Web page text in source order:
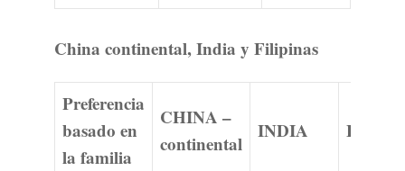
China continental, India y Filipinas
Preferencia
basado en
la familia
CHINA –
continental
INDIA